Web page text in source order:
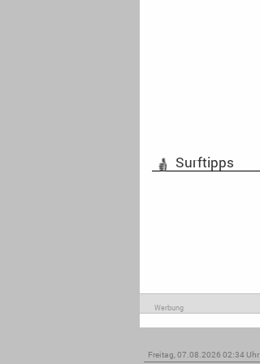
Surftipps
Werbung
Freitag, 07.08.2026 02:34 Uhr